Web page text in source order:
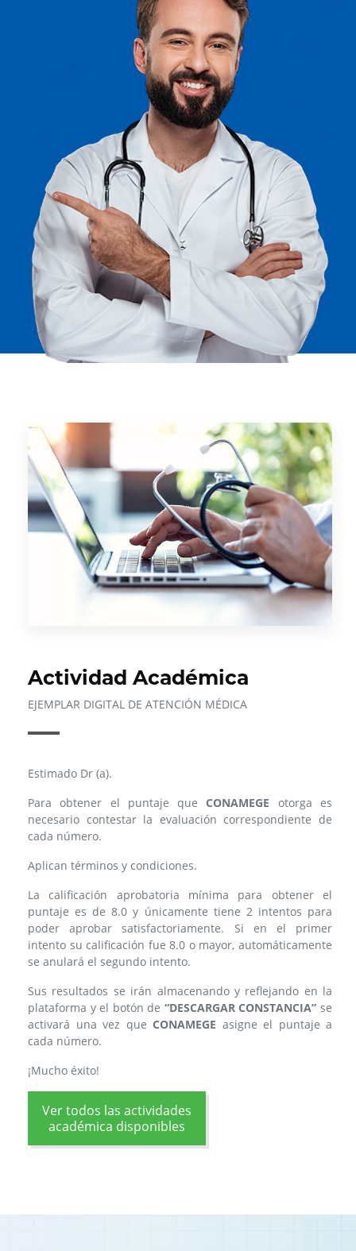
Actividad Académica
EJEMPLAR DIGITAL DE ATENCIÓN MÉDICA
Estimado Dr (a).
Para obtener el puntaje que CONAMEGE otorga es
necesario contestar la evaluación correspondiente de
cada número.
Aplican términos y condiciones.
La calificación aprobatoria mínima para obtener el
puntaje es de 8.0 y únicamente tiene 2 intentos para
poder aprobar satisfactoriamente. Si en el primer
intento su calificación fue 8.0 o mayor, automáticamente
se anulará el segundo intento.
Sus resultados se irán almacenando y reflejando en la
plataforma y el botón de “DESCARGAR CONSTANCIA” se
activará una vez que CONAMEGE asigne el puntaje a
cada número.
¡Mucho éxito!
Ver todos las actividades
académica disponibles